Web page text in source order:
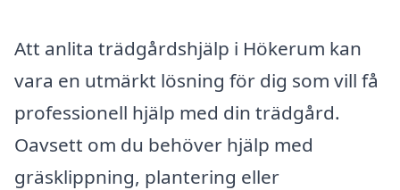
Att anlita trädgårdshjälp i Hökerum kan
vara en utmärkt lösning för dig som vill få
professionell hjälp med din trädgård.
Oavsett om du behöver hjälp med
gräsklippning, plantering eller